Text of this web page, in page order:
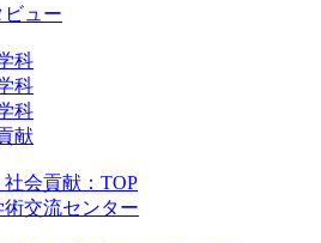
ュー
科
科
科
献
会貢献：TOP
交流センター